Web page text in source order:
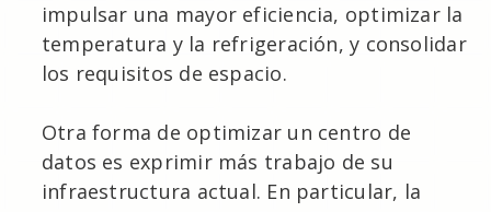
impulsar una mayor eficiencia, optimizar la
temperatura y la refrigeración, y consolidar
los requisitos de espacio.
Otra forma de optimizar un centro de
datos es exprimir más trabajo de su
infraestructura actual. En particular, la